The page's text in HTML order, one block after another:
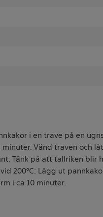
i en trave på en
Vänd traven och
Tänk på att tallriken blir
200°C: Lägg ut
i ca 10 minuter.